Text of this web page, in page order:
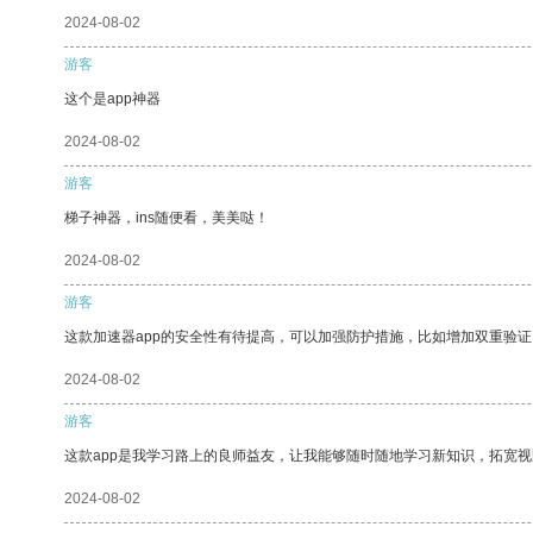
2024-08-02
游客
这个是app神器
2024-08-02
游客
梯子神器，ins随便看，美美哒！
2024-08-02
游客
这款加速器app的安全性有待提高，可以加强防护措施，比如增加双重验
2024-08-02
游客
这款app是我学习路上的良师益友，让我能够随时随地学习新知识，拓宽
2024-08-02